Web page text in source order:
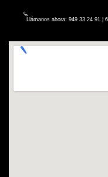
Llámanos ahora: 949 33 24 91 |